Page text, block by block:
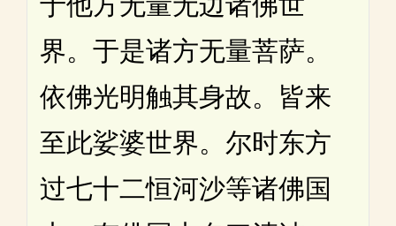
界。于是诸方无量菩萨。
依佛光明触其身故。皆来
至此娑婆世界。尔时东方
过七十二恒河沙等诸佛国